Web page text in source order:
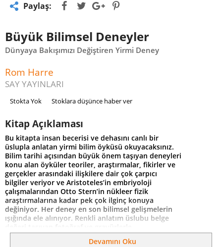
Paylaş:
Büyük Bilimsel Deneyler
Dünyaya Bakışımızı Değiştiren Yirmi Deney
Rom Harre
SAY YAYINLARI
Stokta Yok Stoklara düşünce haber ver
Kitap Açıklaması
Bu kitapta insan becerisi ve dehasını canlı bir
üslupla anlatan yirmi bilim öyküsü okuyacaksınız.
Bilim tarihi açısından büyük önem taşıyan deneyleri
konu alan öyküler teoriler, araştırmalar, fikirler ve
gerçekler arasındaki ilişkilere dair çok çarpıcı
bilgiler veriyor ve Aristoteles’in embriyoloji
çalışmalarından Otto Stern’in nükleer fizik
araştırmalarına kadar pek çok ilginç konuya
değiniyor. Her deney en son bilimsel gelişmelerin
ışığında ele alınıyor. Renkli anlatım üslubu belge
değeri taşıyan fotoğraf ve gravürlerle
destekleniyor.
Devamını Oku